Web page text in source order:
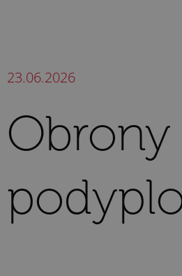
23.06.2026